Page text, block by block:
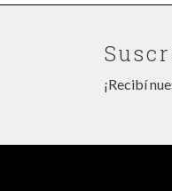
¡Recibí